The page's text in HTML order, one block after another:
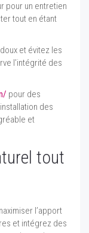
pour un entretien
tout en étant
et évitez les
l’intégrité des
pour des
des
et
tout
l’apport
et intégrez des